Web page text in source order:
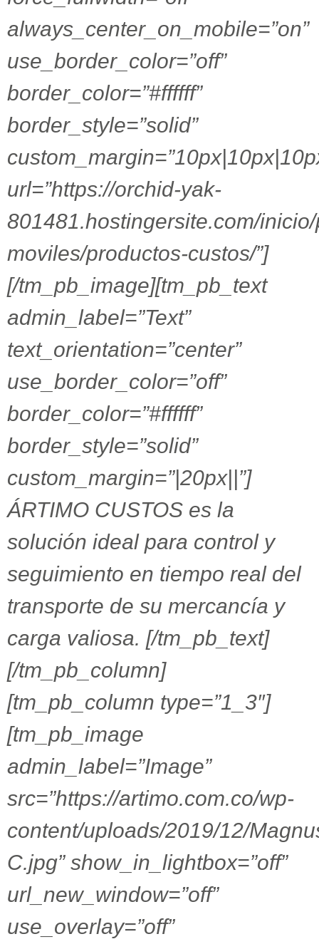
always_center_on_mobile=”on”
use_border_color=”off”
border_color=”#ffffff”
border_style=”solid”
url=”https://orchid-yak-
801481.hostingersite.com/
moviles/productos-custos/”]
[/tm_pb_image][tm_pb_text
admin_label=”Text”
text_orientation=”center”
use_border_color=”off”
border_color=”#ffffff”
border_style=”solid”
custom_margin=”|20px||”]
ÁRTIMO CUSTOS es la
solución ideal para control y
seguimiento en tiempo real del
transporte de su mercancía y
carga valiosa. [/tm_pb_text]
[/tm_pb_column]
[tm_pb_column type=”1_3″]
[tm_pb_image
admin_label=”Image”
src=”https://artimo.com.co/wp-
content/uploads/2019/12/
C.jpg” show_in_lightbox=”off”
url_new_window=”off”
use_overlay=”off”